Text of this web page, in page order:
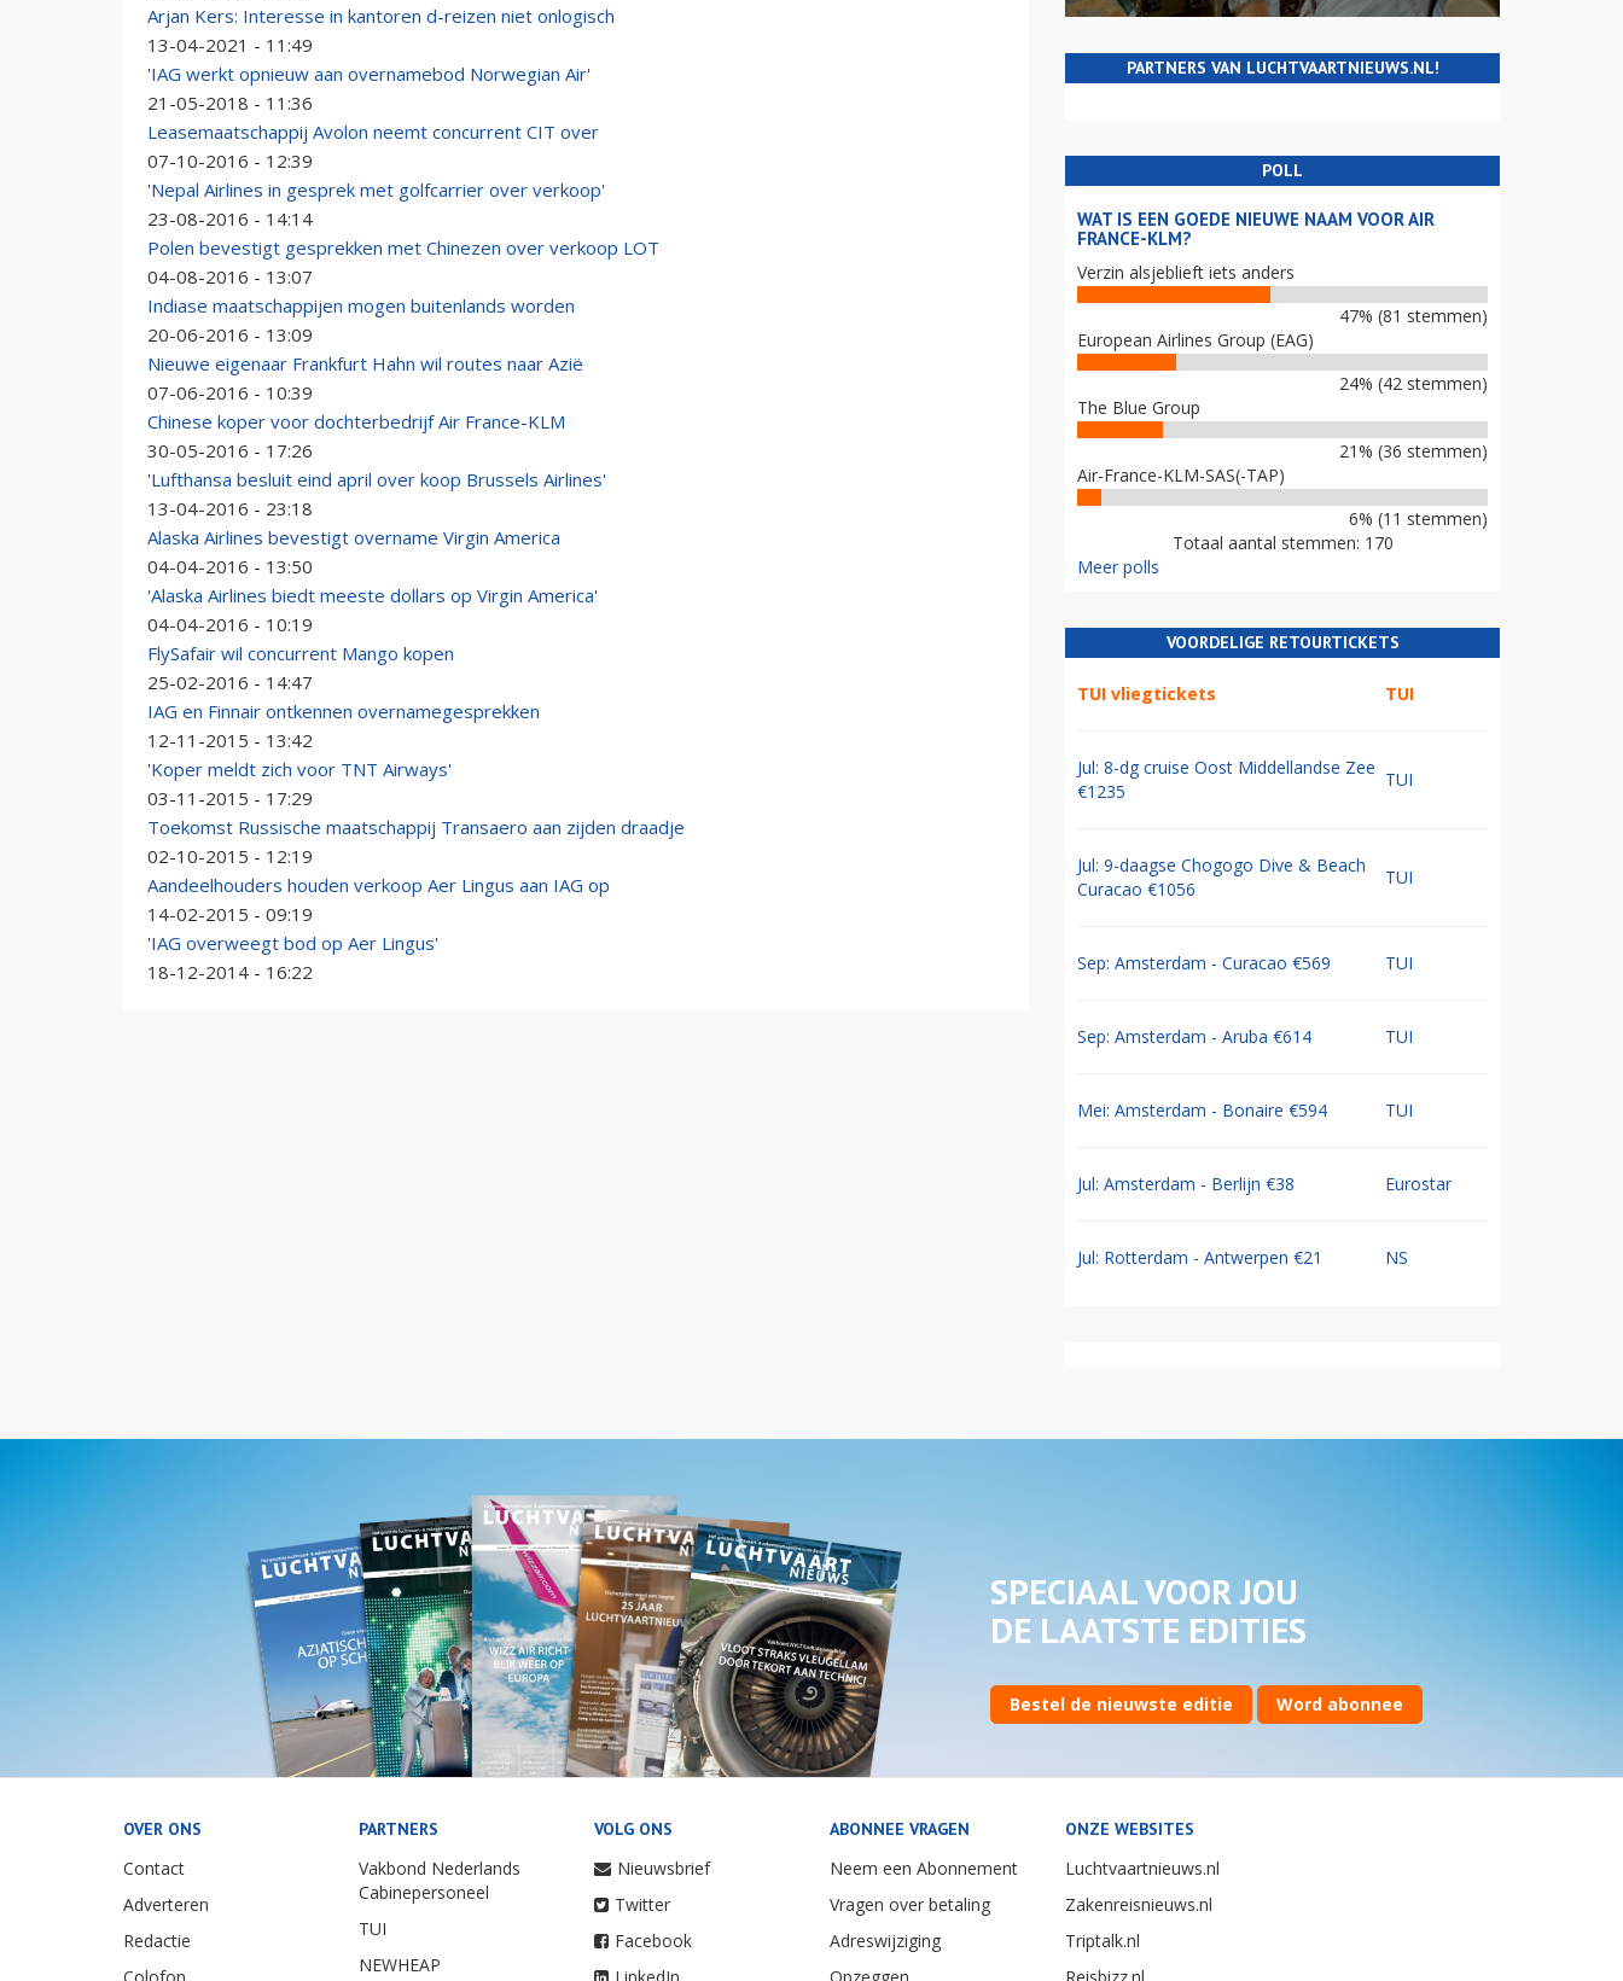
Arjan Kers: Interesse in kantoren d-reizen niet onlogisch
13-04-2021 - 11:49
'IAG werkt opnieuw aan overnamebod Norwegian Air'
21-05-2018 - 11:36
Leasemaatschappij Avolon neemt concurrent CIT over
07-10-2016 - 12:39
'Nepal Airlines in gesprek met golfcarrier over verkoop'
23-08-2016 - 14:14
Polen bevestigt gesprekken met Chinezen over verkoop LOT
04-08-2016 - 13:07
Indiase maatschappijen mogen buitenlands worden
20-06-2016 - 13:09
Nieuwe eigenaar Frankfurt Hahn wil routes naar Azië
07-06-2016 - 10:39
Chinese koper voor dochterbedrijf Air France-KLM
30-05-2016 - 17:26
'Lufthansa besluit eind april over koop Brussels Airlines'
13-04-2016 - 23:18
Alaska Airlines bevestigt overname Virgin America
04-04-2016 - 13:50
'Alaska Airlines biedt meeste dollars op Virgin America'
04-04-2016 - 10:19
FlySafair wil concurrent Mango kopen
25-02-2016 - 14:47
IAG en Finnair ontkennen overnamegesprekken
12-11-2015 - 13:42
'Koper meldt zich voor TNT Airways'
03-11-2015 - 17:29
Toekomst Russische maatschappij Transaero aan zijden draadje
02-10-2015 - 12:19
Aandeelhouders houden verkoop Aer Lingus aan IAG op
14-02-2015 - 09:19
'IAG overweegt bod op Aer Lingus'
18-12-2014 - 16:22
PARTNERS VAN LUCHTVAARTNIEUWS.NL!
POLL
WAT IS EEN GOEDE NIEUWE NAAM VOOR AIR
FRANCE-KLM?
Verzin alsjeblieft iets anders
47% (81 stemmen)
European Airlines Group (EAG)
24% (42 stemmen)
The Blue Group
21% (36 stemmen)
Air-France-KLM-SAS(-TAP)
6% (11 stemmen)
Totaal aantal stemmen: 170
Meer polls
VOORDELIGE RETOURTICKETS
TUI vliegtickets TUI
Jul: 8-dg cruise Oost Middellandse Zee
€1235
TUI
Jul: 9-daagse Chogogo Dive & Beach
Curacao €1056
TUI
Sep: Amsterdam - Curacao €569 TUI
Sep: Amsterdam - Aruba €614 TUI
Mei: Amsterdam - Bonaire €594 TUI
Jul: Amsterdam - Berlijn €38 Eurostar
Jul: Rotterdam - Antwerpen €21 NS
SPECIAAL VOOR JOU
DE LAATSTE EDITIES
Bestel de nieuwste editie Word abonnee
OVER ONS
Contact
Adverteren
Redactie
PARTNERS
Vakbond Nederlands
Cabinepersoneel
TUI
NEWHEAP
VOLG ONS
Nieuwsbrief
Twitter
Facebook
ABONNEE VRAGEN
Neem een Abonnement
Vragen over betaling
Adreswijziging
ONZE WEBSITES
Luchtvaartnieuws.nl
Zakenreisnieuws.nl
Triptalk.nl